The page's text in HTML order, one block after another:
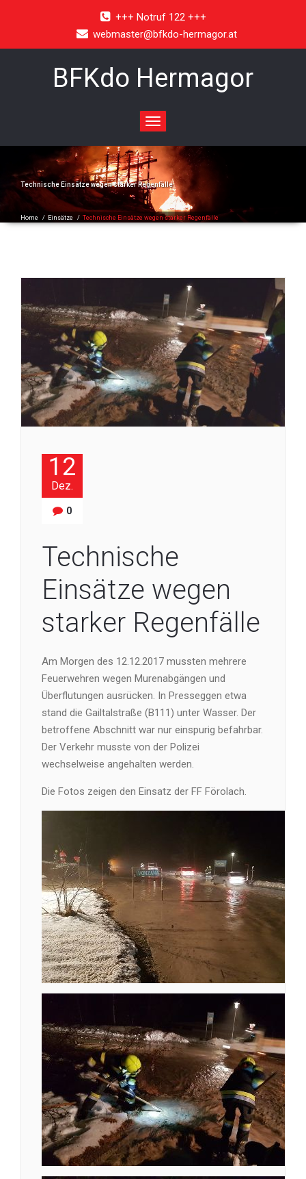
+++ Notruf 122 +++
webmaster@bfkdo-hermagor.at
BFKdo Hermagor
Toggle
navigation
Technische Einsätze wegen starker Regenfälle
Home / Einsätze / Technische Einsätze wegen starker Regenfälle
12
Dez.
0
Technische
Einsätze wegen
starker Regenfälle
Am Morgen des 12.12.2017 mussten mehrere
Feuerwehren wegen Murenabgängen und
Überflutungen ausrücken. In Presseggen etwa
stand die Gailtalstraße (B111) unter Wasser. Der
betroffene Abschnitt war nur einspurig befahrbar.
Der Verkehr musste von der Polizei
wechselweise angehalten werden.
Die Fotos zeigen den Einsatz der FF Förolach.